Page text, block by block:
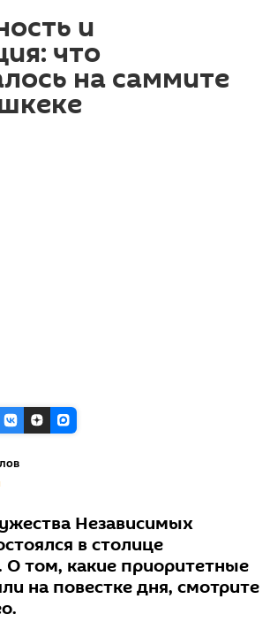
и
что
на саммите
Независимых
в столице
О том, какие приоритетные
на повестке дня, смотрите